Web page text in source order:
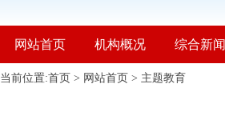
网站首页 机构概况 综合新闻
当前位置:首页 > 网站首页 > 主题教育